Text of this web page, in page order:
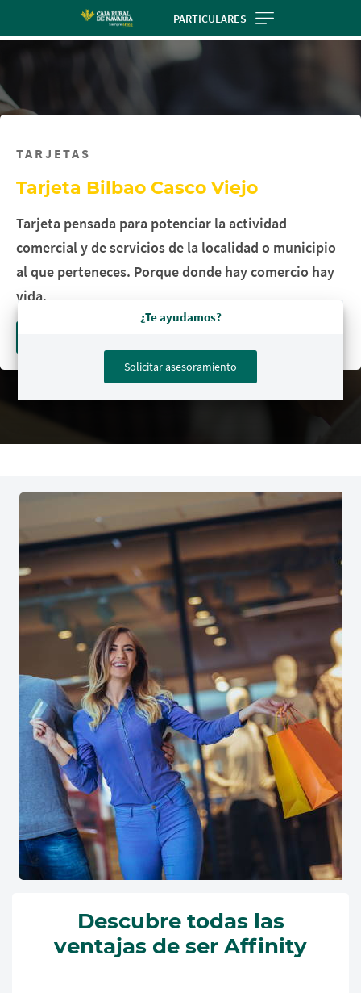
main
PARTICULARES
TARJETAS
Tarjeta Bilbao Casco Viejo
Tarjeta pensada para potenciar la actividad
comercial y de servicios de la localidad o municipio
al que perteneces. Porque donde hay comercio hay
vida.
¿Te ayudamos?
Solicitar asesoramiento
Descubre todas las
ventajas de ser Affinity